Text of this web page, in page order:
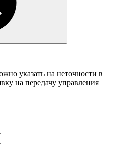
указать на неточности в
на передачу управления